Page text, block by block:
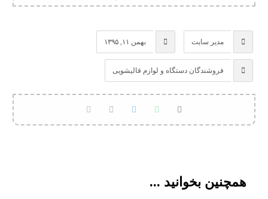
مدیر سایت بهمن ۱۱, ۱۳۹۵
فروشندگان دستگاه و لوازم قالیشویی
همچنین بخوانید ...